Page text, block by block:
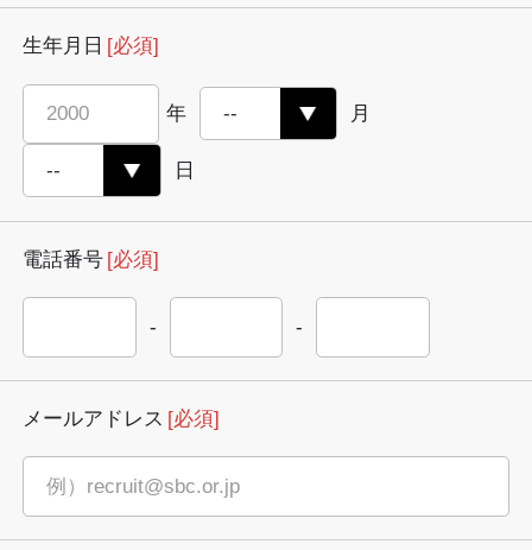
生年月日 [必須]
年 月
日
電話番号 [必須]
- -
メールアドレス [必須]